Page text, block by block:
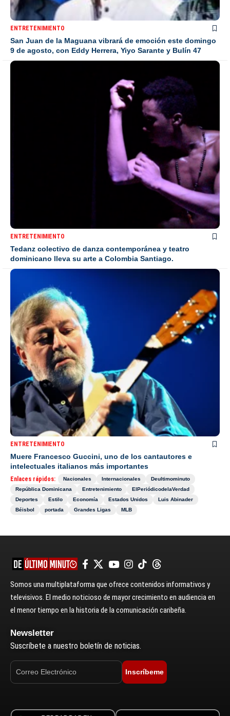
ENTRETENIMIENTO
San Juan de la Maguana vibrará de emoción este domingo
9 de agosto, con Eddy Herrera, Yiyo Sarante y Bulín 47
ENTRETENIMIENTO
Tedanz colectivo de danza contemporánea y teatro
dominicano lleva su arte a Colombia Santiago.
ENTRETENIMIENTO
Muere Francesco Guccini, uno de los cantautores e
intelectuales italianos más importantes
Enlaces rápidos: Nacionales Internacionales
Deultimominuto
República Dominicana
Entretenimiento
ElPeriódicodelaVerdad
Deportes
Estilo Economía Estados Unidos
Luis Abinader
Béisbol
portada Grandes Ligas MLB
Somos una multiplataforma que ofrece contenidos informativos y
televisivos. El medio noticioso de mayor crecimiento en audiencia en
el menor tiempo en la historia de la comunicación caribeña.
Newsletter
Suscríbete a nuestro boletín de noticias.
Inscríbeme